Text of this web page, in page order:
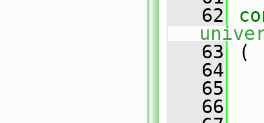
   62
   63
(
   64
   65
   66